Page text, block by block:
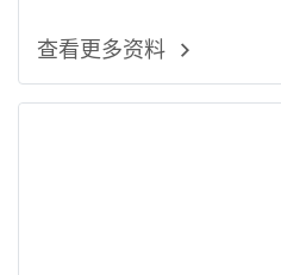
查看更多资料